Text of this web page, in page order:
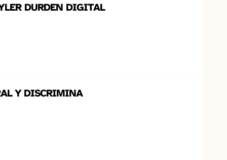
DURDEN DIGITAL
Y DISCRIMINA